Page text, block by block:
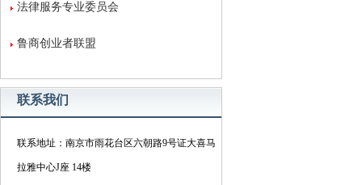
法律服务专业委员会
鲁商创业者联盟
联系我们
联系地址：南京市雨花台区六朝路9号证大喜马
拉雅中心J座 14楼